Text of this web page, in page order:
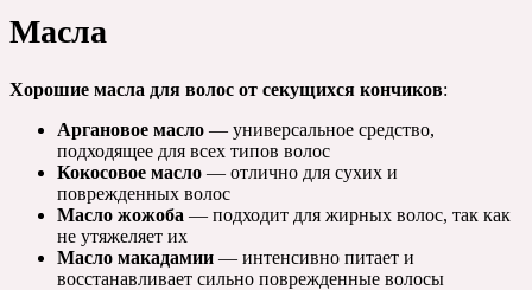
Масла
Хорошие масла для волос от секущихся кончиков:
Аргановое масло — универсальное средство,
подходящее для всех типов волос
Кокосовое масло — отлично для сухих и
поврежденных волос
Масло жожоба — подходит для жирных волос, так как
не утяжеляет их
Масло макадамии — интенсивно питает и
восстанавливает сильно поврежденные волосы